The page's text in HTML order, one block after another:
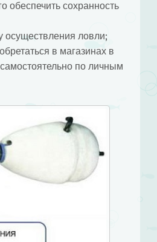
обеспечить сохранность
осуществления ловли;
в магазинах в
по личным